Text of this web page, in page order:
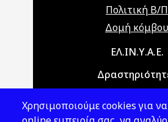
Πολιτική Β/Π
Δομή κόμβου
Main navigationΕΛ.ΙΝ.Υ.Α.Ε.
Χρησιμοποιούμε cookies για